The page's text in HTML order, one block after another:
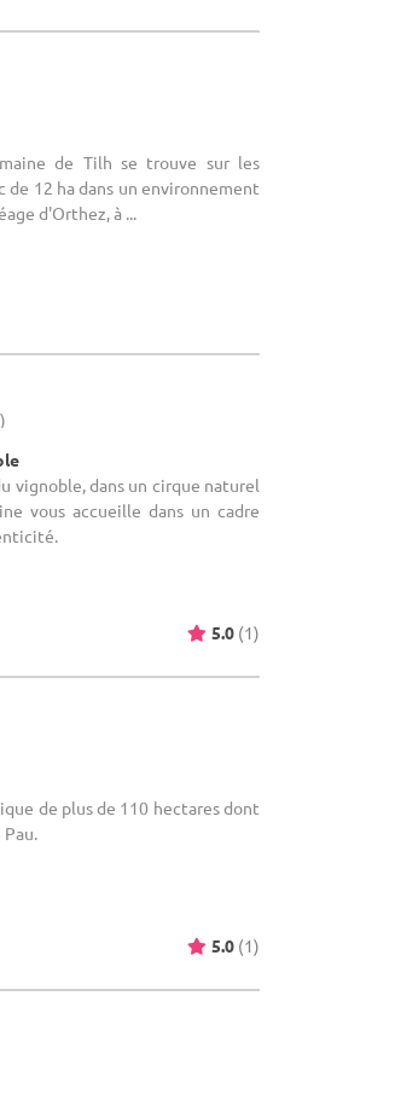
de Tilh se trouve sur les
de 12 ha dans un environnement
d'Orthez, à ...
vignoble, dans un cirque naturel
vous accueille dans un cadre
5.0 (1)
de plus de 110 hectares dont
5.0 (1)